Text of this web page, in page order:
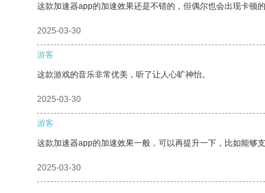
这款加速器app的加速效果还是不错的，但偶尔也会出现卡顿
2025-03-30
游客
这款游戏的音乐非常优美，听了让人心旷神怡。
2025-03-30
游客
这款加速器app的加速效果一般，可以再提升一下，比如能够支
2025-03-30